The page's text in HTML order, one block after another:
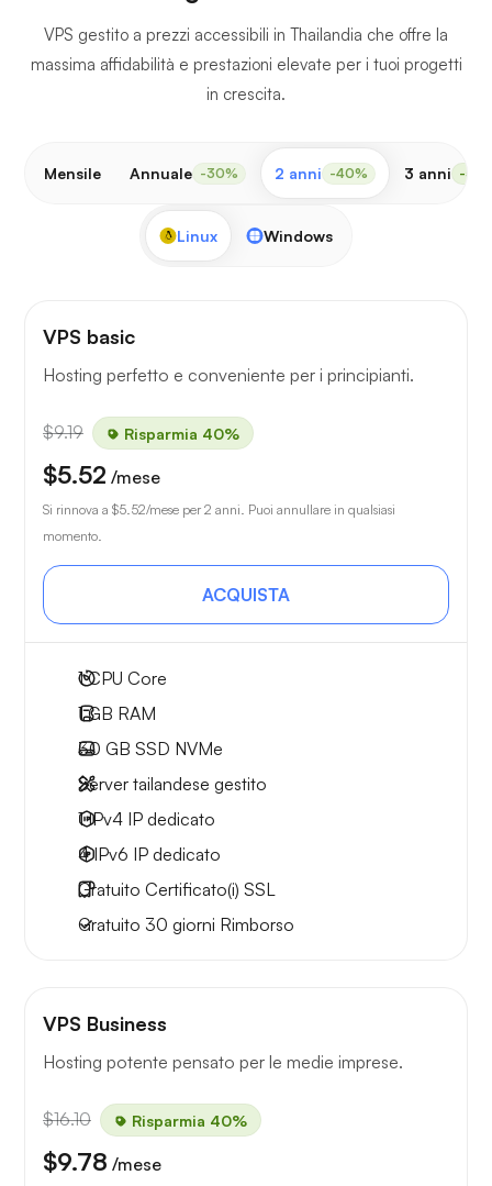
VPS gestito a prezzi accessibili in Thailandia che offre la
massima affidabilità e prestazioni elevate per i tuoi progetti
in crescita.
Mensile Annuale -30% 2 anni -40% 3 anni -
Linux Windows
VPS basic
Hosting perfetto e conveniente per i principianti.
$9.19 Risparmia 40%
$5.52 /mese
Si rinnova a $5.52/mese per 2 anni. Puoi annullare in qualsiasi
momento.
ACQUISTA
1CPU Core
1 GB RAM
30 GB SSD NVMe
Server tailandese gestito
1 IPv4 IP dedicato
4 IPv6 IP dedicato
Gratuito Certificato(i) SSL
Gratuito 30 giorni Rimborso
VPS Business
Hosting potente pensato per le medie imprese.
$16.10 Risparmia 40%
$9.78 /mese